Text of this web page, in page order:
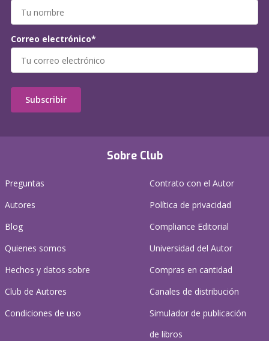
Sobre Club
Preguntas
Autores
Blog
Quienes somos
Hechos y datos sobre
Club de Autores
Condiciones de uso
Contrato con el Autor
Política de privacidad
Compliance Editorial
Universidad del Autor
Compras en cantidad
Canales de distribución
Simulador de publicación
de libros
Correo electrónico*
Subscribir